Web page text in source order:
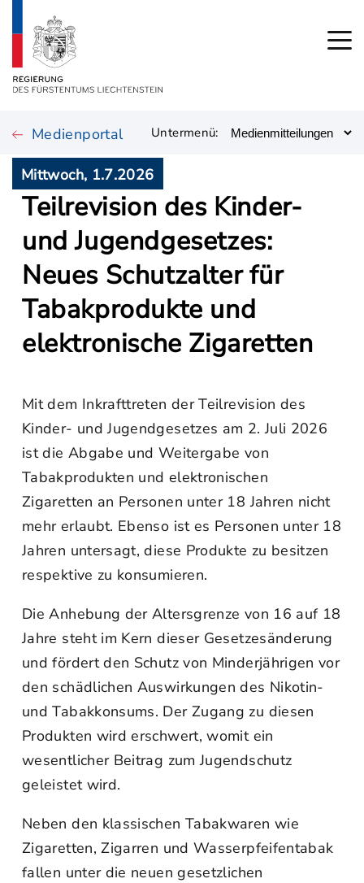
Medienportal Untermenü:
Mittwoch, 1.7.2026
Teilrevision des Kinder-
und Jugendgesetzes:
Neues Schutzalter für
Tabakprodukte und
elektronische Zigaretten
Mit dem Inkrafttreten der Teilrevision des
Kinder- und Jugendgesetzes am 2. Juli 2026
ist die Abgabe und Weitergabe von
Tabakprodukten und elektronischen
Zigaretten an Personen unter 18 Jahren nicht
mehr erlaubt. Ebenso ist es Personen unter 18
Jahren untersagt, diese Produkte zu besitzen
respektive zu konsumieren.
Die Anhebung der Altersgrenze von 16 auf 18
Jahre steht im Kern dieser Gesetzesänderung
und fördert den Schutz von Minderjährigen vor
den schädlichen Auswirkungen des Nikotin-
und Tabakkonsums. Der Zugang zu diesen
Produkten wird erschwert, womit ein
wesentlicher Beitrag zum Jugendschutz
geleistet wird.
Neben den klassischen Tabakwaren wie
Zigaretten, Zigarren und Wasserpfeifentabak
fallen unter die neuen gesetzlichen